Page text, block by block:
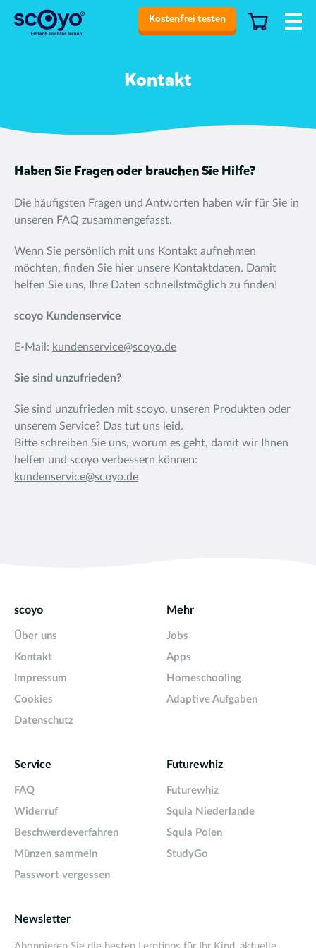
Kostenfrei testen
Kontakt
Haben Sie Fragen oder brauchen Sie Hilfe?
Die häufigsten Fragen und Antworten haben wir für Sie in
unseren FAQ zusammengefasst.
Wenn Sie persönlich mit uns Kontakt aufnehmen
möchten, finden Sie hier unsere Kontaktdaten. Damit
helfen Sie uns, Ihre Daten schnellstmöglich zu finden!
scoyo Kundenservice
E-Mail: kundenservice@scoyo.de
Sie sind unzufrieden?
Sie sind unzufrieden mit scoyo, unseren Produkten oder
unserem Service? Das tut uns leid.
Bitte schreiben Sie uns, worum es geht, damit wir Ihnen
helfen und scoyo verbessern können:
kundenservice@scoyo.de
scoyo
Über uns
Kontakt
Impressum
Cookies
Datenschutz
Mehr
Jobs
Apps
Homeschooling
Adaptive Aufgaben
Service
FAQ
Widerruf
Beschwerdeverfahren
Münzen sammeln
Passwort vergessen
Futurewhiz
Futurewhiz
Squla Niederlande
Squla Polen
StudyGo
Newsletter